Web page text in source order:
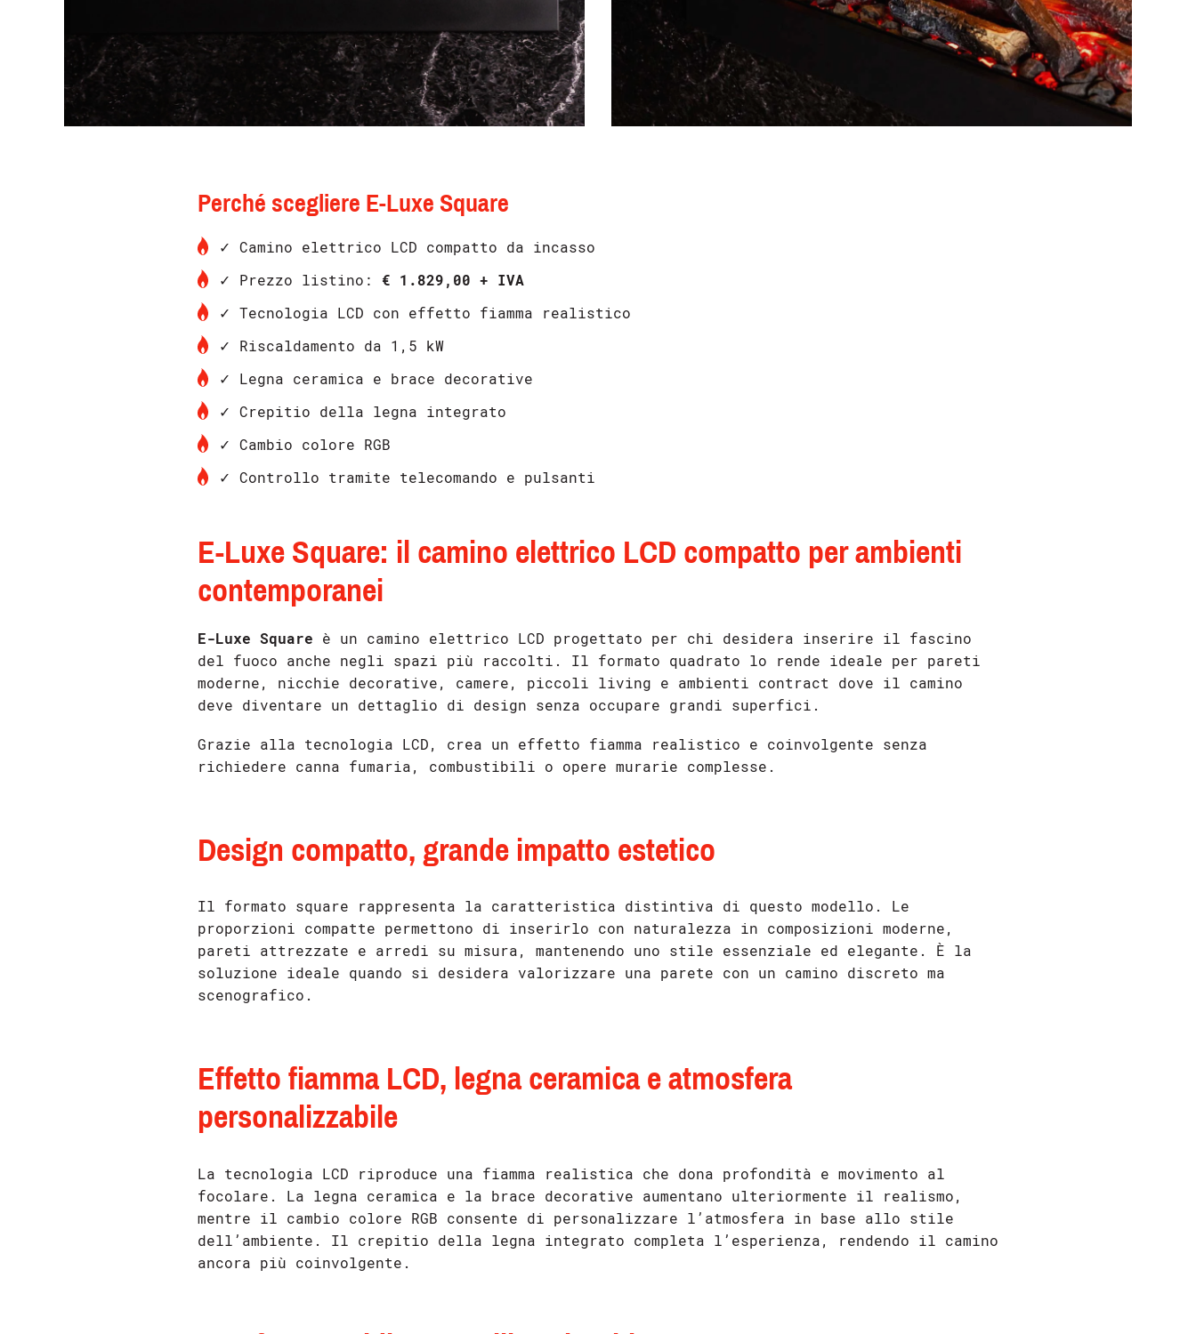
Perché scegliere E-Luxe Square
✓ Camino elettrico LCD compatto da incasso
✓ Prezzo listino: € 1.829,00 + IVA
✓ Tecnologia LCD con effetto fiamma realistico
✓ Riscaldamento da 1,5 kW
✓ Legna ceramica e brace decorative
✓ Crepitio della legna integrato
✓ Cambio colore RGB
✓ Controllo tramite telecomando e pulsanti
E-Luxe Square: il camino elettrico LCD compatto per ambienti
contemporanei
E-Luxe Square è un camino elettrico LCD progettato per chi desidera inserire il fascino
del fuoco anche negli spazi più raccolti. Il formato quadrato lo rende ideale per pareti
moderne, nicchie decorative, camere, piccoli living e ambienti contract dove il camino
deve diventare un dettaglio di design senza occupare grandi superfici.
Grazie alla tecnologia LCD, crea un effetto fiamma realistico e coinvolgente senza
richiedere canna fumaria, combustibili o opere murarie complesse.
Design compatto, grande impatto estetico
Il formato square rappresenta la caratteristica distintiva di questo modello. Le
proporzioni compatte permettono di inserirlo con naturalezza in composizioni moderne,
pareti attrezzate e arredi su misura, mantenendo uno stile essenziale ed elegante. È la
soluzione ideale quando si desidera valorizzare una parete con un camino discreto ma
scenografico.
Effetto fiamma LCD, legna ceramica e atmosfera
personalizzabile
La tecnologia LCD riproduce una fiamma realistica che dona profondità e movimento al
focolare. La legna ceramica e la brace decorative aumentano ulteriormente il realismo,
mentre il cambio colore RGB consente di personalizzare l’atmosfera in base allo stile
dell’ambiente. Il crepitio della legna integrato completa l’esperienza, rendendo il camino
ancora più coinvolgente.